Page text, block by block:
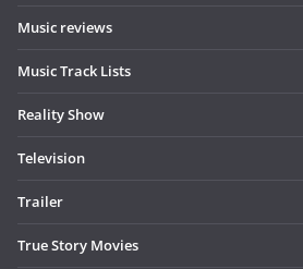
Music reviews
Music Track Lists
Reality Show
Television
Trailer
True Story Movies